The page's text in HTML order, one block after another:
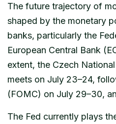
The future trajectory of
shaped by the monetary
banks, particularly the
European Central Bank
extent, the Czech
meets on July 23–24,
(FOMC) on July 29–30,
The Fed currently plays